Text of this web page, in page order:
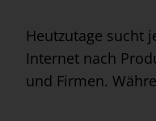
Heutzutage sucht
Internet nach
und Firmen.